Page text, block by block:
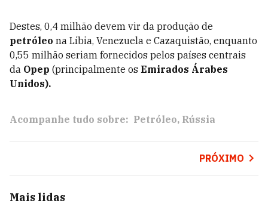
Destes, 0,4 milhão devem vir da produção de
petróleo na Líbia, Venezuela e Cazaquistão, enquanto
0,55 milhão seriam fornecidos pelos países centrais
da Opep (principalmente os Emirados Árabes
Unidos).
Acompanhe tudo sobre: Petróleo Rússia
PRÓXIMO
Mais lidas